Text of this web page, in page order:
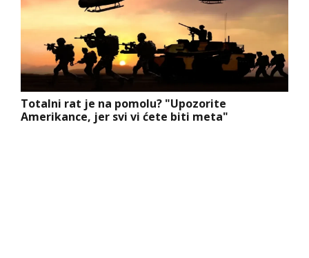
Totalni rat je na pomolu? "Upozorite
Amerikance, jer svi vi ćete biti meta"